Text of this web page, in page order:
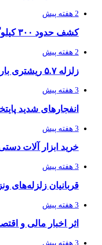
2 هفته پیش
کشف حدود ۳۰۰ کیلوگرم موادمخدر و ۶ قبضه سلاح در سیستان و بلوچستان
2 هفته پیش
زلزله ۵.۷ ریشتری بار دیگر حوالی کوزران کرمانشاه را لرزاند
3 هفته پیش
انفجارهای شدید
3 هفته پیش
خرید ابزار آلات
3 هفته پیش
قربانیان زلزله‌های ونزوئلا از ۵۰۰۰
3 هفته پیش
اثر اخبار مالی و
3 هفته پیش